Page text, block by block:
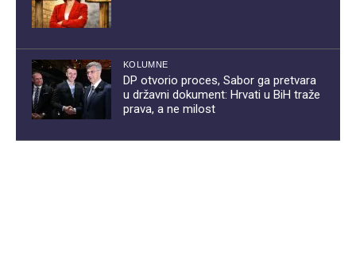
KOLUMNE
DP otvorio proces, Sabor ga pretvara
u državni dokument: Hrvati u BiH traže
prava, a ne milost